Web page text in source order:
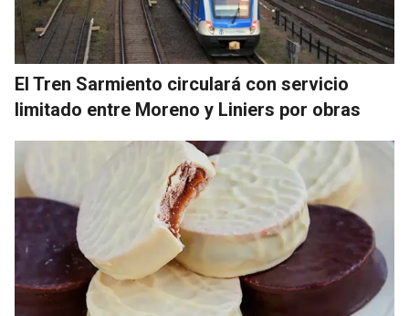
El Tren Sarmiento circulará con servicio
limitado entre Moreno y Liniers por obras